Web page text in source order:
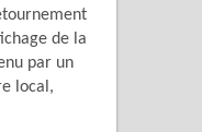
de la
par un
local,